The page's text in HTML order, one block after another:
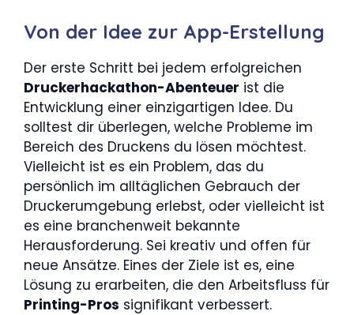
Von der Idee zur App-Erstellung
Der erste Schritt bei jedem erfolgreichen
Druckerhackathon-Abenteuer ist die
Entwicklung einer einzigartigen Idee. Du
solltest dir überlegen, welche Probleme im
Bereich des Druckens du lösen möchtest.
Vielleicht ist es ein Problem, das du
persönlich im alltäglichen Gebrauch der
Druckerumgebung erlebst, oder vielleicht ist
es eine branchenweit bekannte
Herausforderung. Sei kreativ und offen für
neue Ansätze. Eines der Ziele ist es, eine
Lösung zu erarbeiten, die den Arbeitsfluss für
Printing-Pros signifikant verbessert.